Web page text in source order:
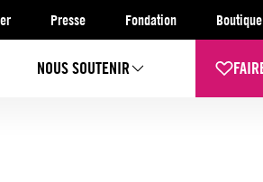
Presse Fondation Boutique
NOUS SOUTENIR